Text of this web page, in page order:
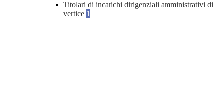
Titolari di incarichi dirigenziali amministrativi di
vertice 1